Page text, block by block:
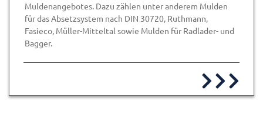
Muldenangebotes. Dazu zählen unter anderem Mulden
für das Absetzsystem nach DIN 30720, Ruthmann,
Fasieco, Müller-Mitteltal sowie Mulden für Radlader- und
Bagger.